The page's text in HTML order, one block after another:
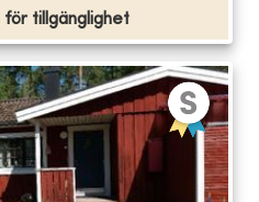
för tillgänglighet